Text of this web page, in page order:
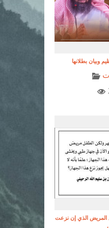
وبيان بطلانها
المريض الذي إن نزعت